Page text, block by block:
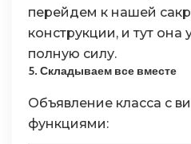
перейдем к нашей
конструкции, и тут она
полную силу.
5. Складываем все вместе
Объявление класса с
функциями: